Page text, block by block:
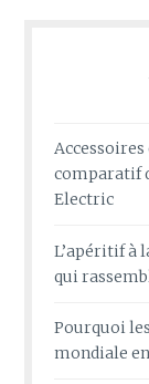
comparatif
Electric
L’apéritif à
qui
Pourquoi
mondiale